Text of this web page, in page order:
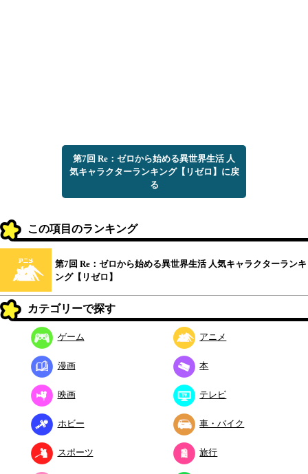
第7回 Re：ゼロから始める異世界生活 人
気キャラクターランキング【リゼロ】に戻
る
この項目のランキング
第7回 Re：ゼロから始める異世界生活 人気キャラクターランキ
ング【リゼロ】
カテゴリーで探す
ゲーム アニメ
漫画 本
映画 テレビ
ホビー 車・バイク
スポーツ 旅行